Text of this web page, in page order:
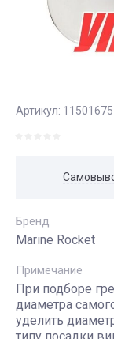
Артикул: 11501675
Бренд
Marine Rocket
Примечание
При подборе
диаметра
уделить